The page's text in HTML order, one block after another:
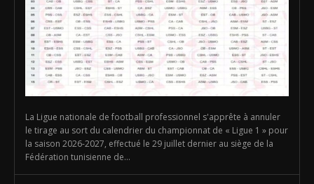
La Ligue nationale de football professionnel s'apprête à annuler
le tirage au sort du calendrier du championnat de « Ligue 1 » pour
la saison 2026-2027, effectué le 29 juillet dernier au siège de la
Fédération tunisienne de...